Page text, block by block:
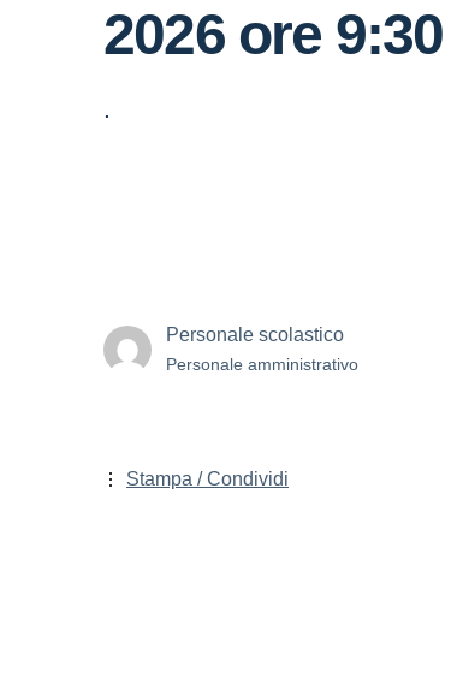
2026 ore 9:30
.
Personale scolastico
Personale amministrativo
Stampa / Condividi